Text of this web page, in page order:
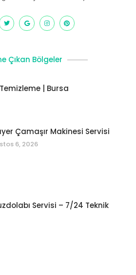
Çıkan Bölgeler
| Bursa
Çamaşır Makinesi Servisi
6, 2026
Servisi – 7/24 Teknik